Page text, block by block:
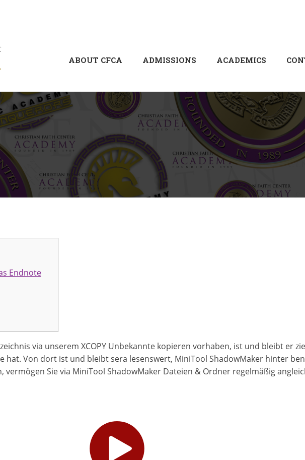
ABOUT CFCA ADMISSIONS ACADEMICS
Endnote
via unserem XCOPY Unbekannte kopieren vorhaben, ist und bleibt er
hat. Von dort ist und bleibt sera lesenswert, MiniTool ShadowMaker hinter
vermögen Sie via MiniTool ShadowMaker Dateien & Ordner regelmäßig